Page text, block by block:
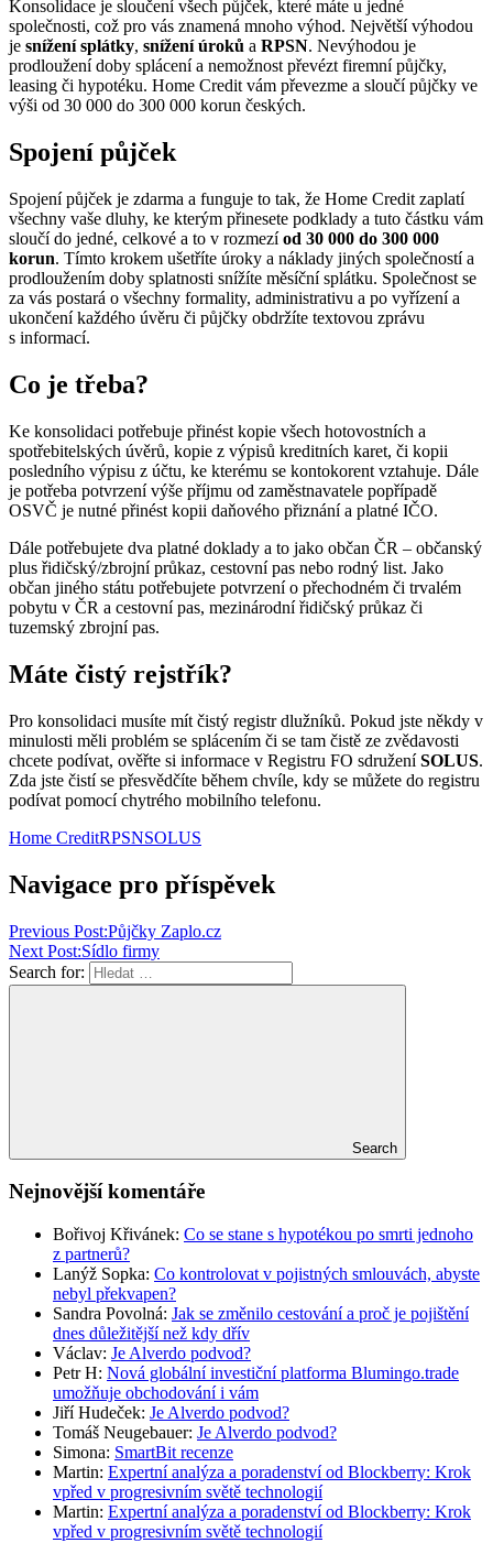
Konsolidace je sloučení všech půjček, které máte u jedné
společnosti, což pro vás znamená mnoho výhod. Největší výhodou
je snížení splátky, snížení úroků a RPSN. Nevýhodou je
prodloužení doby splácení a nemožnost převézt firemní půjčky,
leasing či hypotéku. Home Credit vám převezme a sloučí půjčky ve
výši od 30 000 do 300 000 korun českých.
Spojení půjček
Spojení půjček je zdarma a funguje to tak, že Home Credit zaplatí
všechny vaše dluhy, ke kterým přinesete podklady a tuto částku vám
sloučí do jedné, celkové a to v rozmezíod 30 000 do 300 000
korun. Tímto krokem ušetříte úroky a náklady jiných společností a
prodloužením doby splatnosti snížíte měsíční splátku. Společnost se
za vás postará o všechny formality, administrativu a po vyřízení a
ukončení každého úvěru či půjčky obdržíte textovou zprávu
s informací.
Co je třeba?
Ke konsolidaci potřebuje přinést kopie všech hotovostních a
spotřebitelských úvěrů, kopie z výpisů kreditních karet, či kopii
posledního výpisu z účtu, ke kterému se kontokorent vztahuje. Dále
je potřeba potvrzení výše příjmu od zaměstnavatele popřípadě
OSVČ je nutné přinést kopii daňového přiznání a platné IČO.
Dále potřebujete dva platné doklady a to jako občan ČR – občanský
plus řidičský/zbrojní průkaz, cestovní pas nebo rodný list. Jako
občan jiného státu potřebujete potvrzení o přechodném či trvalém
pobytu v ČR a cestovní pas, mezinárodní řidičský průkaz či
tuzemský zbrojní pas.
Máte čistý rejstřík?
Pro konsolidaci musíte mít čistý registr dlužníků. Pokud jste někdy v
minulosti měli problém se splácením či se tam čistě ze zvědavosti
chcete podívat, ověřte si informace v Registru FO sdruženíSOLUS.
Zda jste čistí se přesvědčíte během chvíle, kdy se můžete do registru
podívat pomocí chytrého mobilního telefonu.
Home CreditRPSNSOLUS
Navigace pro příspěvek
Previous Post:Půjčky Zaplo.cz
Next Post:Sídlo firmy
Search for:
Search
Nejnovější komentáře
Bořivoj Křivánek: Co se stane s hypotékou po smrti jednoho
z partnerů?
Lanýž Sopka: Co kontrolovat v pojistných smlouvách, abyste
nebyl překvapen?
Sandra Povolná: Jak se změnilo cestování a proč je pojištění
dnes důležitější než kdy dřív
Václav: Je Alverdo podvod?
Petr H: Nová globální investiční platforma Blumingo.trade
umožňuje obchodování i vám
Jiří Hudeček: Je Alverdo podvod?
Tomáš Neugebauer: Je Alverdo podvod?
Simona: SmartBit recenze
Martin: Expertní analýza a poradenství od Blockberry: Krok
vpřed v progresivním světě technologií
Martin: Expertní analýza a poradenství od Blockberry: Krok
vpřed v progresivním světě technologií